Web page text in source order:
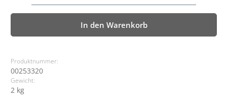
In den Warenkorb
Produktnummer:
00253320
Gewicht:
2 kg